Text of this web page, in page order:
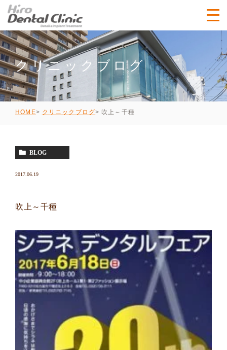
クリニックブログ
HOME クリニックブログ 吹上～千種
BLOG
2017.06.19
吹上～千種